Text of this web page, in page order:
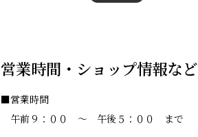
営業時間・ショップ情報など
■営業時間
午前９：００ ～ 午後５：００ まで